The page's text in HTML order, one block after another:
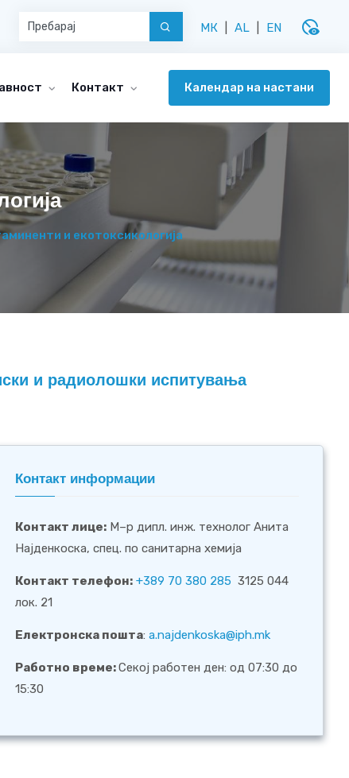
МК AL EN disabled_visible
Контакт Календар на настани
и екотоксикологија
и радиолошки испитувања
Контакт информации
Контакт лице: М–р дипл. инж. технолог Анита
Најденкоска, спец. по санитарна хемија
Контакт телефон: +389 70 380 285 3125 044
лок. 21
Електронска пошта:a.najdenkoska@iph.mk
Работно време:Секој работен ден: од 07:30 до
15:30